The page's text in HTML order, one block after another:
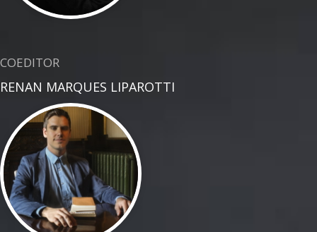
COEDITOR
RENAN MARQUES LIPAROTTI